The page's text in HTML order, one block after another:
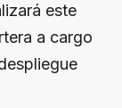
este
a cargo